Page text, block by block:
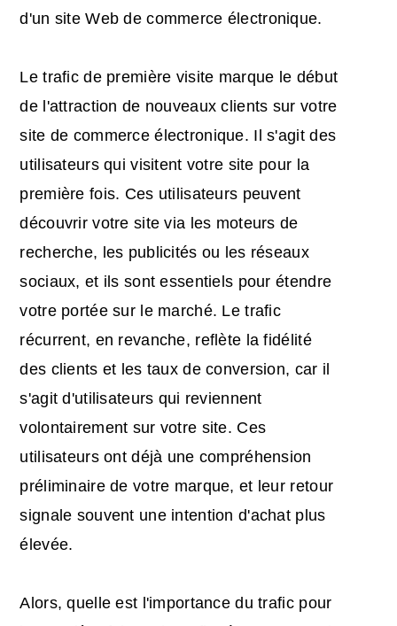
d'un site Web de commerce électronique.
Le trafic de première visite marque le début
de l'attraction de nouveaux clients sur votre
site de commerce électronique. Il s'agit des
utilisateurs qui visitent votre site pour la
première fois. Ces utilisateurs peuvent
découvrir votre site via les moteurs de
recherche, les publicités ou les réseaux
sociaux, et ils sont essentiels pour étendre
votre portée sur le marché. Le trafic
récurrent, en revanche, reflète la fidélité
des clients et les taux de conversion, car il
s'agit d'utilisateurs qui reviennent
volontairement sur votre site. Ces
utilisateurs ont déjà une compréhension
préliminaire de votre marque, et leur retour
signale souvent une intention d'achat plus
élevée.
Alors, quelle est l'importance du trafic pour